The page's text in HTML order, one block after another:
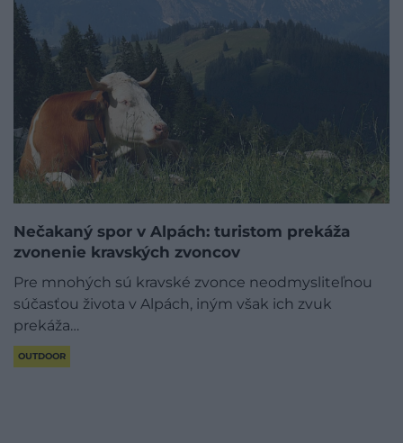
Nečakaný spor v Alpách: turistom prekáža
zvonenie kravských zvoncov
Pre mnohých sú kravské zvonce neodmysliteľnou
súčasťou života v Alpách, iným však ich zvuk
prekáža…
OUTDOOR